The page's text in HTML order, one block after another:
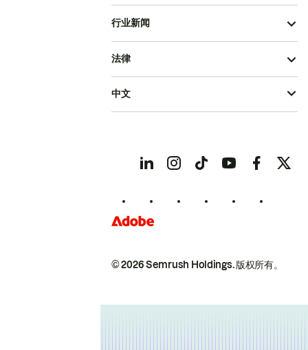
行业新闻
© 2026 Semrush Holdings.版权所有。
法律
中文